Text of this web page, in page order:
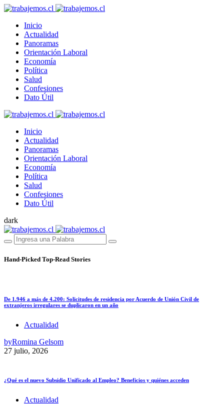
Inicio
Actualidad
Panoramas
Orientación Laboral
Economía
Política
Salud
Confesiones
Dato Útil
Inicio
Actualidad
Panoramas
Orientación Laboral
Economía
Política
Salud
Confesiones
Dato Útil
dark
Hand-Picked Top-Read Stories
De 1.946 a más de 4.200: Solicitudes de residencia por Acuerdo de Unión Civil de
extranjeros irregulares se duplicaron en un año
Actualidad
byRomina Gelsom
27 julio, 2026
¿Qué es el nuevo Subsidio Unificado al Empleo? Beneficios y quiénes acceden
Actualidad